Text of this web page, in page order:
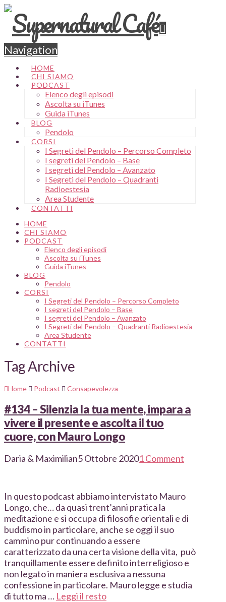
Navigation
HOME
CHI SIAMO
PODCAST
Elenco degli episodi
Ascolta su iTunes
Guida iTunes
BLOG
Pendolo
CORSI
I Segreti del Pendolo – Percorso Completo
I segreti del Pendolo – Base
I segreti del Pendolo – Avanzato
I Segreti del Pendolo – Quadranti
Radioestesia
Area Studente
CONTATTI
HOME
CHI SIAMO
PODCAST
Elenco degli episodi
Ascolta su iTunes
Guida iTunes
BLOG
Pendolo
CORSI
I Segreti del Pendolo – Percorso Completo
I segreti del Pendolo – Base
I segreti del Pendolo – Avanzato
I Segreti del Pendolo – Quadranti Radioestesia
Area Studente
CONTATTI
Tag Archive
Home Podcast Consapevolezza
#134 – Silenzia la tua mente, impara a
vivere il presente e ascolta il tuo
cuore, con Mauro Longo
Daria & Maximilian5 Ottobre 20201 Comment
In questo podcast abbiamo intervistato Mauro
Longo, che… da quasi trent’anni pratica la
meditazione e si occupa di filosofie orientali e di
buddismo in particolare, anche se oggi il suo
cammino pur continuando a essere
caratterizzato da una certa visione della vita, può
tranquillamente essere definito interreligioso e
non legato in maniera esclusiva a nessuna
confessione in particolare. Mauro legge e studia
di tutto ma … Leggi il resto